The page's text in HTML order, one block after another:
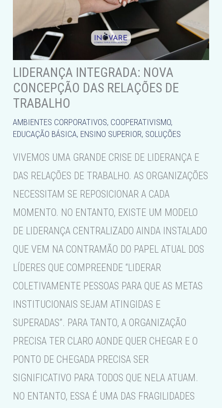
LIDERANÇA INTEGRADA: NOVA
CONCEPÇÃO DAS RELAÇÕES DE
TRABALHO
AMBIENTES CORPORATIVOS, COOPERATIVISMO,
EDUCAÇÃO BÁSICA, ENSINO SUPERIOR, SOLUÇÕES
VIVEMOS UMA GRANDE CRISE DE LIDERANÇA E
DAS RELAÇÕES DE TRABALHO. AS ORGANIZAÇÕES
NECESSITAM SE REPOSICIONAR A CADA
MOMENTO. NO ENTANTO, EXISTE UM MODELO
DE LIDERANÇA CENTRALIZADO AINDA INSTALADO
QUE VEM NA CONTRAMÃO DO PAPEL ATUAL DOS
LÍDERES QUE COMPREENDE “LIDERAR
COLETIVAMENTE PESSOAS PARA QUE AS METAS
INSTITUCIONAIS SEJAM ATINGIDAS E
SUPERADAS”. PARA TANTO, A ORGANIZAÇÃO
PRECISA TER CLARO AONDE QUER CHEGAR E O
PONTO DE CHEGADA PRECISA SER
SIGNIFICATIVO PARA TODOS QUE NELA ATUAM.
NO ENTANTO, ESSA É UMA DAS FRAGILIDADES